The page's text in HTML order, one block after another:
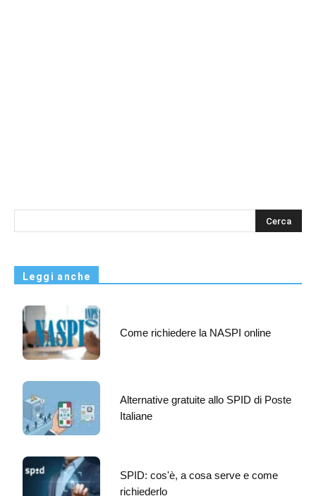
s
Leggi anche
Come richiedere la NASPI online
Alternative gratuite allo SPID di Poste
Italiane
SPID: cos'è, a cosa serve e come
richiederlo